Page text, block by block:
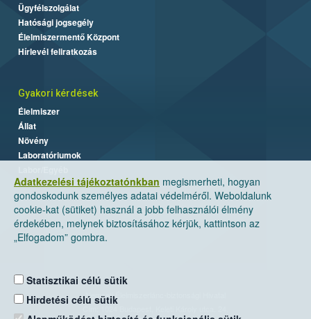
Adatkezelési tájékoztatónkban megismerheti, hogyan
gondoskodunk személyes adatai védelméről. Weboldalunk
cookie-kat (sütiket) használ a jobb felhasználói élmény
érdekében, melynek biztosításához kérjük, kattintson az
„Elfogadom” gombra.
Statisztikai célú sütik
Hirdetési célú sütik
Ügyfélszolgálat
Hatósági jogsegély
Élelmiszermentő Központ
Hírlevél feliratkozás
Gyakori kérdések
Élelmiszer
Állat
Növény
Laboratóriumok
Nemzeti Élelmiszerlánc-biztonsági Hivatal